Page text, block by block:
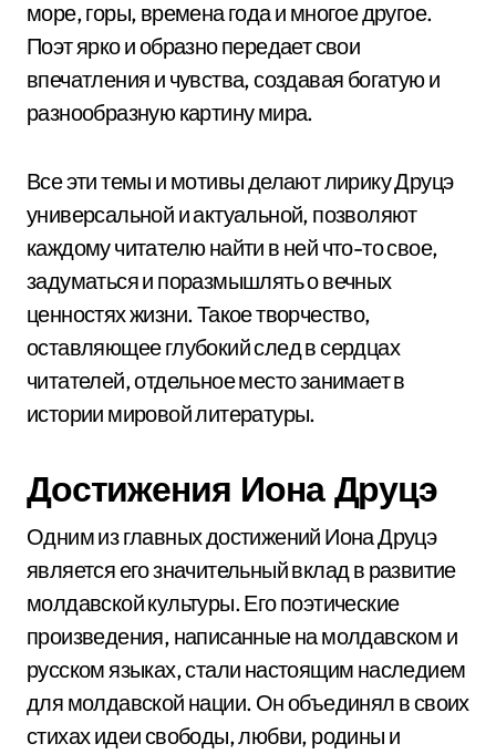
море, горы, времена года и многое другое.
Поэт ярко и образно передает свои
впечатления и чувства, создавая богатую и
разнообразную картину мира.
Все эти темы и мотивы делают лирику Друцэ
универсальной и актуальной, позволяют
каждому читателю найти в ней что-то свое,
задуматься и поразмышлять о вечных
ценностях жизни. Такое творчество,
оставляющее глубокий след в сердцах
читателей, отдельное место занимает в
истории мировой литературы.
Достижения Иона Друцэ
Одним из главных достижений Иона Друцэ
является его значительный вклад в развитие
молдавской культуры. Его поэтические
произведения, написанные на молдавском и
русском языках, стали настоящим наследием
для молдавской нации. Он объединял в своих
стихах идеи свободы, любви, родины и